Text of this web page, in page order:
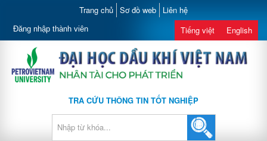
Trang chủ Sơ đồ web Liên hệ
Đăng nhập thành viên Tiếng việt English
TRA CỨU THÔNG TIN TỐT NGHIỆP